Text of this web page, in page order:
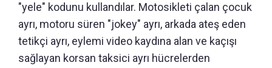
"yele" kodunu kullandılar. Motosikleti çalan çocuk
ayrı, motoru süren "jokey" ayrı, arkada ateş eden
tetikçi ayrı, eylemi video kaydına alan ve kaçışı
sağlayan korsan taksici ayrı hücrelerden